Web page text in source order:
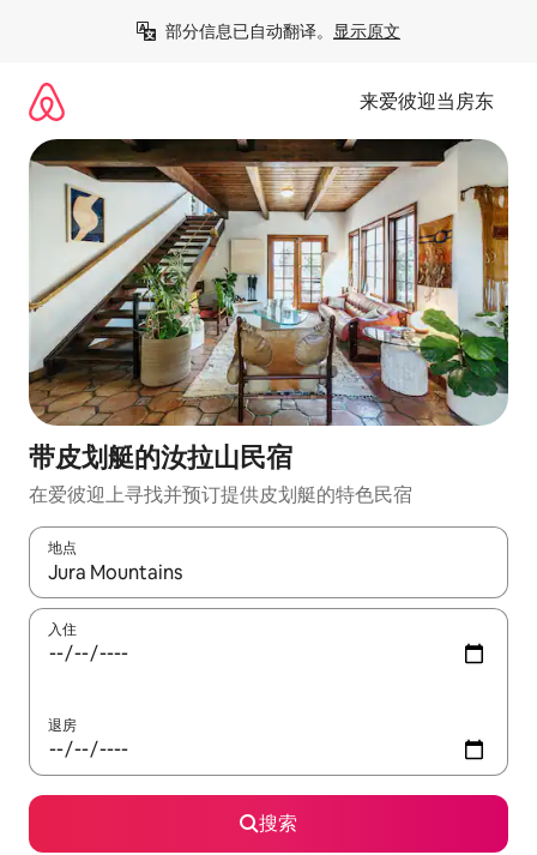
部分信息已自动翻译。 显示原文
来爱彼迎当房东
带皮划艇的汝拉山民宿
在爱彼迎上寻找并预订提供皮划艇的特色民宿
地点
如有搜索结果，请使用上下方向键查看，或通过点击或滑动手势
入住
退房
搜索